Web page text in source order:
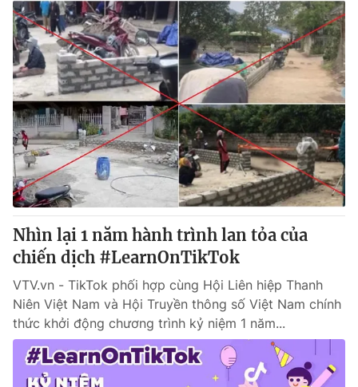
Nhìn lại 1 năm hành trình lan tỏa của
chiến dịch #LearnOnTikTok
VTV.vn - TikTok phối hợp cùng Hội Liên hiệp Thanh
Niên Việt Nam và Hội Truyền thông số Việt Nam chính
thức khởi động chương trình kỷ niệm 1 năm...